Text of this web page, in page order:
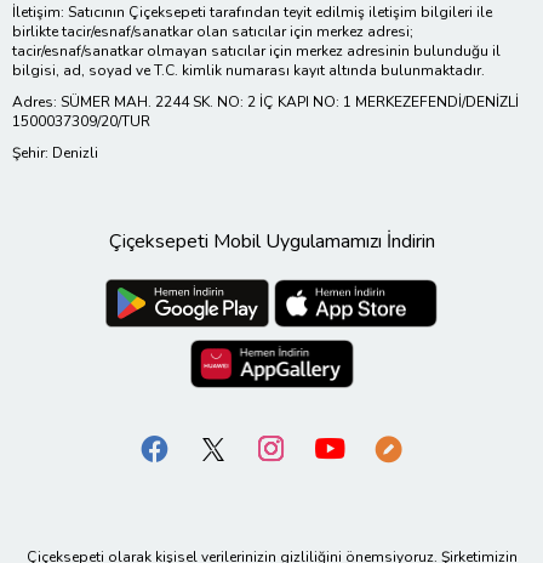
İletişim: Satıcının Çiçeksepeti tarafından teyit edilmiş iletişim bilgileri ile
birlikte tacir/esnaf/sanatkar olan satıcılar için merkez adresi;
tacir/esnaf/sanatkar olmayan satıcılar için merkez adresinin bulunduğu il
bilgisi, ad, soyad ve T.C. kimlik numarası kayıt altında bulunmaktadır.
Adres: SÜMER MAH. 2244 SK. NO: 2 İÇ KAPI NO: 1 MERKEZEFENDİ/DENİZLİ
1500037309/20/TUR
Şehir: Denizli
Çiçeksepeti Mobil Uygulamamızı İndirin
Çiçeksepeti olarak kişisel verilerinizin gizliliğini önemsiyoruz. Şirketimizin